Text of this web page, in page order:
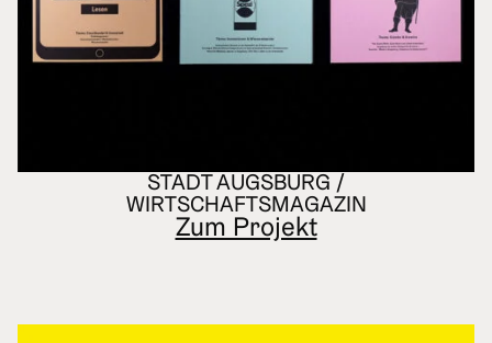
STADT AUGSBURG /
WIRTSCHAFTSMAGAZIN
Zum Projekt